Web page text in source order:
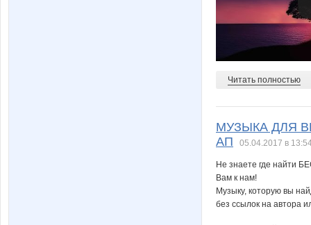
vita26 vlada88
морковкИ
Алена Яшина
Читать полностью
МУЗЫКА ДЛЯ
АП
05.04.2017 в
Не знаете где найти
Вам к нам!
Музыку, которую вы
без ссылок на автора